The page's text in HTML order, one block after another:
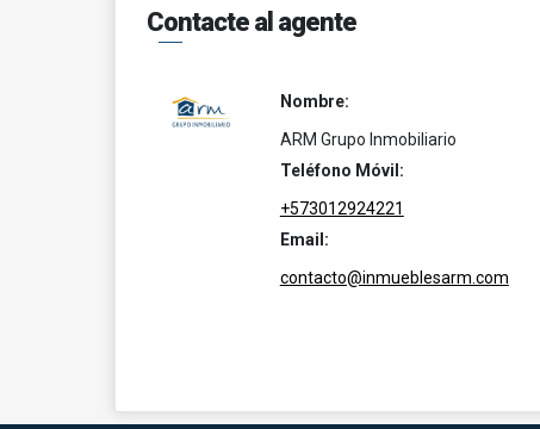
Contacte al agente
Nombre:
ARM Grupo Inmobiliario
Teléfono Móvil:
+573012924221
Email:
contacto@inmueblesarm.com